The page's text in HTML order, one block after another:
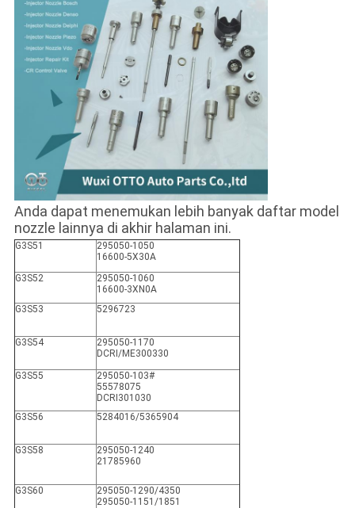
Anda dapat menemukan lebih banyak daftar model
nozzle lainnya di akhir halaman ini.
G3S51
295050-1050
16600-5X30A
G3S52
295050-1060
16600-3XN0A
G3S53
5296723
G3S54
295050-1170
DCRI/ME300330
G3S55
295050-103#
55578075
DCRI301030
G3S56
5284016/5365904
G3S58
295050-1240
21785960
G3S60
295050-1290/4350
295050-1151/1851